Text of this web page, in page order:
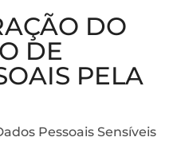
DO
DE
PELA
Pessoais Sensíveis